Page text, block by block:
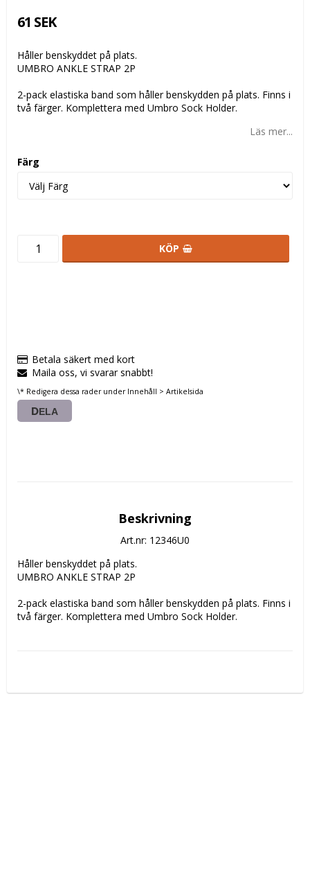
61 SEK
Håller benskyddet på plats.
UMBRO ANKLE STRAP 2P
2-pack elastiska band som håller benskydden på plats. Finns i
två färger. Komplettera med Umbro Sock Holder.
Läs mer...
Färg
KÖP
Betala säkert med kort
Maila oss, vi svarar snabbt!
\* Redigera dessa rader under Innehåll > Artikelsida
DELA
Beskrivning
Art.nr: 12346U0
Håller benskyddet på plats.
UMBRO ANKLE STRAP 2P
2-pack elastiska band som håller benskydden på plats. Finns i
två färger. Komplettera med Umbro Sock Holder.